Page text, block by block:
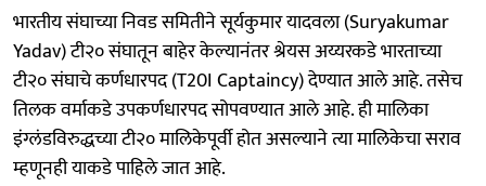
भारतीय संघाच्या निवड समितीने सूर्यकुमार यादवला (Suryakumar
Yadav) टी२० संघातून बाहेर केल्यानंतर श्रेयस अय्यरकडे भारताच्या
टी२० संघाचे कर्णधारपद (T20I Captaincy) देण्यात आले आहे. तसेच
तिलक वर्माकडे उपकर्णधारपद सोपवण्यात आले आहे. ही मालिका
इंग्लंडविरुद्धच्या टी२० मालिकेपूर्वी होत असल्याने त्या मालिकेचा सराव
म्हणूनही याकडे पाहिले जात आहे.